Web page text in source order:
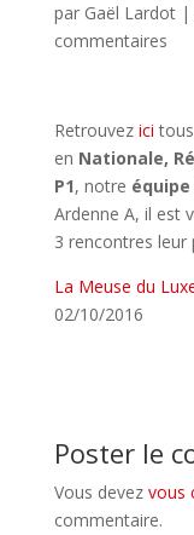
par Gaël Lardot|
commentaires
Retrouvez ici
en Nationale,
P1, notre équipe
Ardenne A, il est
3 rencontres leur
La Meuse du
02/10/2016
Poster le
Vous devez vous
commentaire.